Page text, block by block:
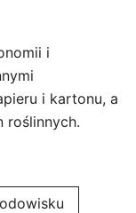
i
i kartonu, a
roślinnych.